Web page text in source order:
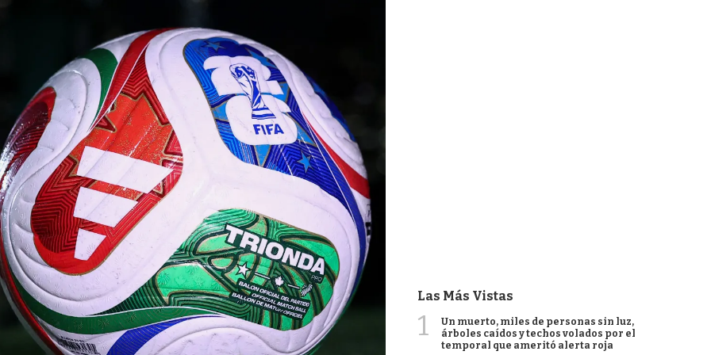
Las Más Vistas
1
Un muerto, miles de personas sin luz,
árboles caídos y techos volados por el
temporal que ameritó alerta roja